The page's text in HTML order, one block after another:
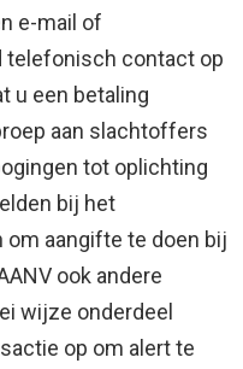
e-mail of
telefonisch contact op
u een betaling
aan slachtoffers
tot oplichting
bij het
aangifte te doen bij
ook andere
wijze onderdeel
op om alert te